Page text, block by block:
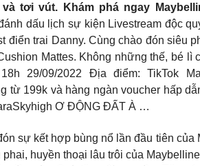
tơi vút. Khám phá ngay
dấu lịch sự kiện Livestream độc
trai Danny. Cùng chào đón siêu
Mattes. Không những thế, bé
29/09/2022 Địa điểm: TikTok
từ 199k và hàng ngàn voucher hấp
Ơ ĐỘNG ĐẤT À …
sự kết hợp bùng nổ lần đầu tiên
huyền thoại lâu trôi của